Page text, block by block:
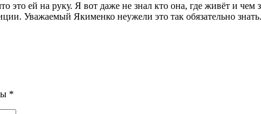
это ей на руку. Я вот даже не знал кто она, где живёт и чем
Уважаемый Якименко неужели это так обязательно знать.
*